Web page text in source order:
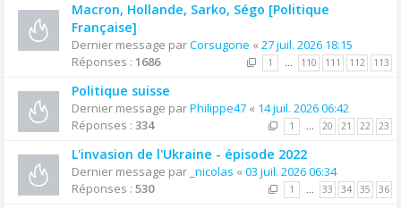
Macron, Hollande, Sarko, Ségo [Politique
Française]
Dernier message parCorsugone « 27 juil. 2026 18:15
Réponses : 1686 1 … 110 111 112 113
Politique suisse
Dernier message parPhilippe47 « 14 juil. 2026 06:42
Réponses : 334 1 … 20 21 22 23
L'invasion de l'Ukraine - épisode 2022
Dernier message par _nicolas « 03 juil. 2026 06:34
Réponses : 530 1 … 33 34 35 36